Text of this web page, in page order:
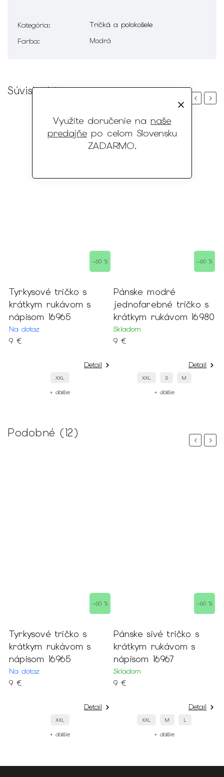
Využite doručenie na naše
predajňepo celom Slovensku
ZADARMO.
Kategória:
Tričká a polokošele
Farba: Modrá
Súvisiaci tovar
Previous
–60 %
Tyrkysové tričko s
krátkym rukávom s
nápisom 16965
Na dotaz
9 €
Detail
XXL
+ ďalšie
–60 %
Pánske modré
jednofarebné tričko s
krátkym rukávom 16980
Skladom
9 €
Detail
XXL S M
+ ďalšie
Next
Podobné (12)
Previous
–60 %
Tyrkysové tričko s
krátkym rukávom s
nápisom 16965
Na dotaz
9 €
Detail
XXL
+ ďalšie
–60 %
Pánske sivé tričko s
krátkym rukávom s
nápisom 16967
Skladom
9 €
Detail
XXL M L
+ ďalšie
Next